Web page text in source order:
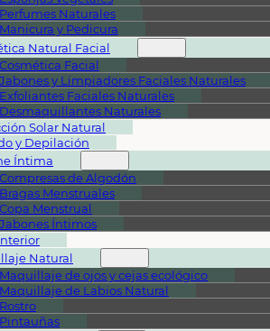
Perfumes Naturales
Manicura y Pedicura
Natural Facial
Cosmética Facial
Jabones y Limpiadores Faciales Naturales
Exfoliantes Faciales Naturales
Desmaquillantes Naturales
Solar Natural
y Depilación
Íntima
Compresas de Algodón
Bragas Menstruales
Copa Menstrual
Jabones Íntimos
Natural
Maquillaje de ojos y cejas ecológico
Maquillaje de Labios Natural
Rostro
Pintauñas